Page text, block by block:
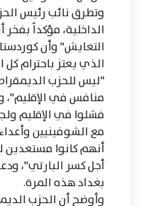
وتطرق نائب رئيس
الداخلية، مؤكداً
التعايش" وأن
الذي يعتز باحترام كل
"ليس للحزب
منافس في الإقليم"،
فشلوا في الإقليم
مع الشوفينيين
أنهم كانوا
أجل كسر البارتي"،
بغداد هذه المرة.
وأوضح أن الحزب